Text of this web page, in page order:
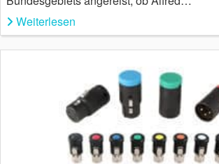
Weiterlesen